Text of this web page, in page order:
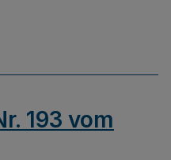
193 vom